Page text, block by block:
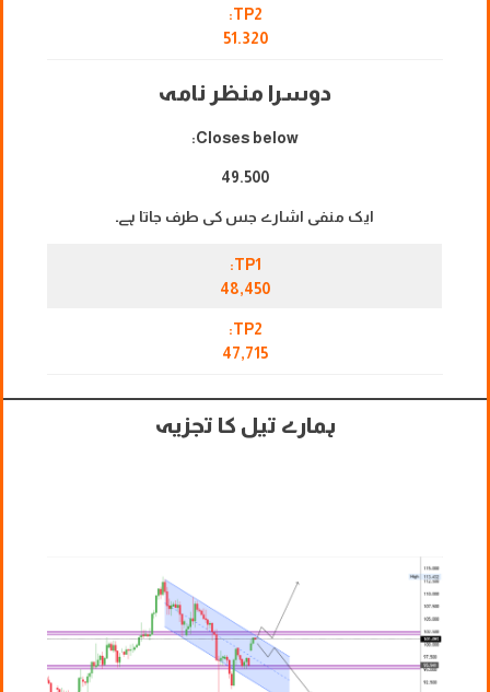
TP2:
51.320
دوسرا منظر نامہ
Closes below:
49.500
ایک منفی اشارے جس کی طرف جاتا ہے۔
TP1:
48,450
TP2:
47,715
ہمارے تیل کا تجزیہ